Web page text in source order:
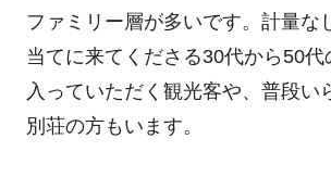
ファミリー層が多いです。計量な
当てに来てくださる30代から50代
入っていただく観光客や、普段い
別荘の方もいます。